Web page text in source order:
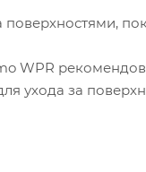
поверхностями,
WPR
ухода за